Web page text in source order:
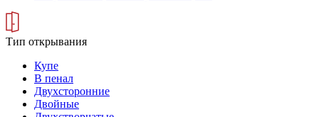
Тип открывания
Купе
В пенал
Двухсторонние
Двойные